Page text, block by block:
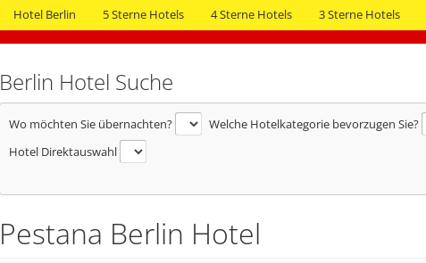
Hotel Berlin 5 Sterne Hotels 4 Sterne Hotels 3 Sterne Hotels
Berlin Hotel Suche
Wo möchten Sie übernachten?
Welche Hotelkategorie bevorzugen Sie?
Hotel Direktauswahl
Pestana Berlin Hotel